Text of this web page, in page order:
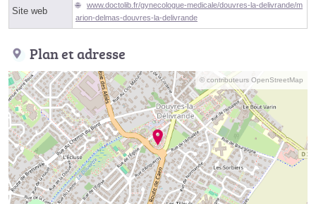
Site web
www.doctolib.fr/gynecologue-medicale/douvres-la-delivrande/m
arion-delmas-douvres-la-delivrande
Plan et adresse
© contributeurs OpenStreetMap